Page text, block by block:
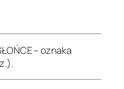
– oznaka